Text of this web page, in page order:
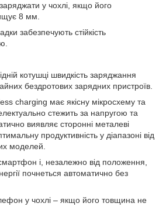
у чохлі, якщо його
8 мм.
забезпечують стійкість
котушці швидкість заряджання
бездротових зарядних пристроїв.
charging має якісну мікросхему та
стежить за напругою та
виявляє сторонні металеві
продуктивність у діапазоні від
моделей.
і, незалежно від положення,
почнеться автоматично без
у чохлі – якщо його товщина не